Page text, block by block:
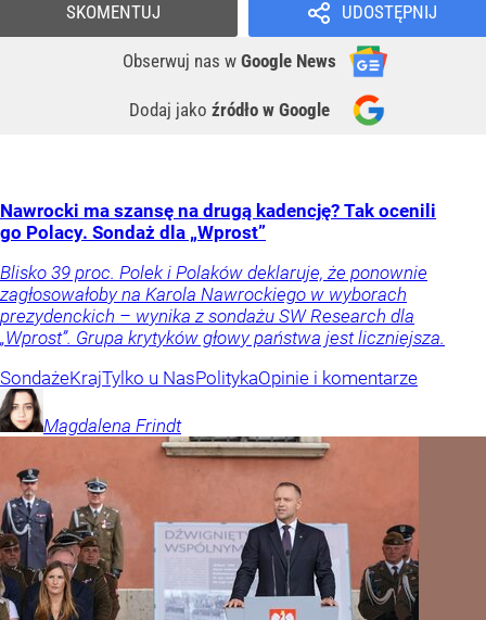
UDOSTĘPNIJ
Obserwuj nas w Google News
Dodaj jako źródło w Google
SKOMENTUJ
Nawrocki ma szansę na drugą kadencję? Tak ocenili
go Polacy. Sondaż dla „Wprost”
Blisko 39 proc. Polek i Polaków deklaruje, że ponownie
zagłosowałoby na Karola Nawrockiego w wyborach
prezydenckich – wynika z sondażu SW Research dla
„Wprost”. Grupa krytyków głowy państwa jest liczniejsza.
SondażeKrajTylko u NasPolitykaOpinie i komentarze
Magdalena Frindt